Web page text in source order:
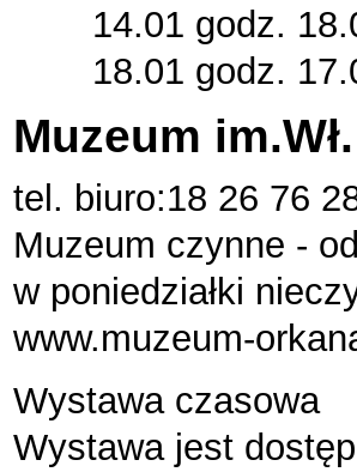
14.01 godz.
18.01 godz.
Muzeum
tel. biuro:18 26 76
Muzeum czynne -
w poniedziałki
www.muzeum-
Wystawa czasowa
Wystawa jest